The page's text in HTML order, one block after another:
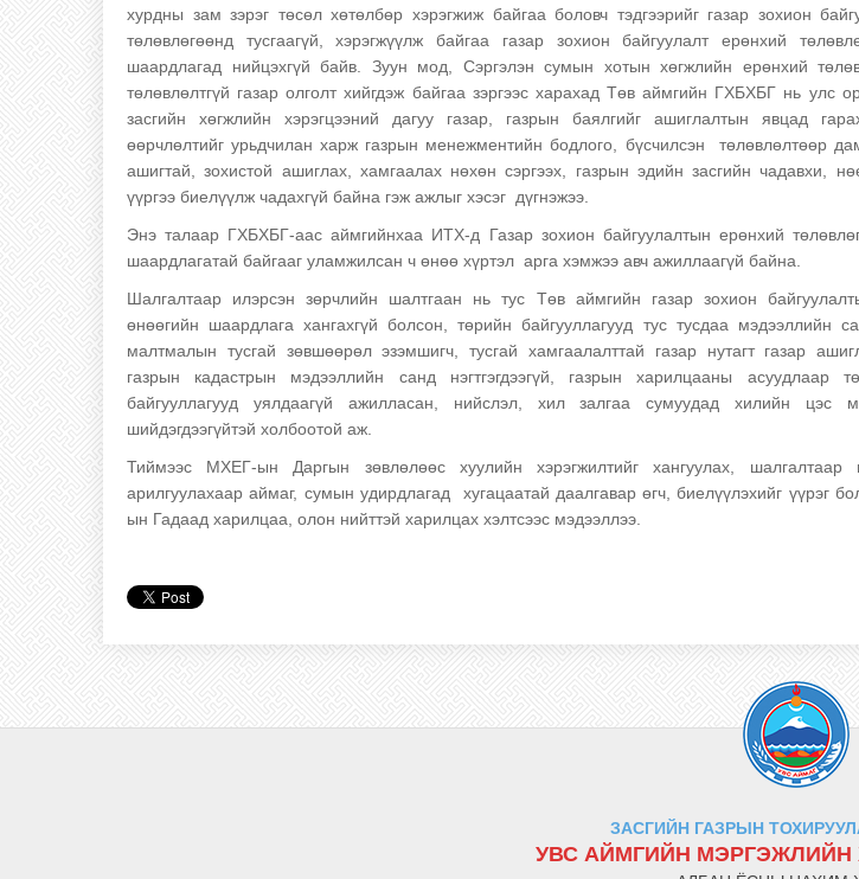
хурдны зам зэрэг төсөл хөтөлбөр хэрэгжиж байгаа боловч тэдгээрийг газар зохион
төлөвлөгөөнд тусгаагүй, хэрэгжүүлж байгаа газар зохион байгуулалт ерөнхий
шаардлагад нийцэхгүй байв. Зуун мод, Сэргэлэн сумын хотын хөгжлийн ерөнхий
төлөвлөлтгүй газар олголт хийгдэж байгаа зэргээс харахад Төв аймгийн ГХБХБГ нь улс
засгийн хөгжлийн хэрэгцээний дагуу газар, газрын баялгийг ашиглалтын явцад
өөрчлөлтийг урьдчилан харж газрын менежментийн бодлого, бүсчилсэн төлөвлөлтөөр
ашигтай, зохистой ашиглах, хамгаалах нөхөн сэргээх, газрын эдийн засгийн чадавхи,
үүргээ биелүүлж чадахгүй байна гэж ажлыг хэсэг дүгнэжээ.
Энэ талаар ГХБХБГ-аас аймгийнхаа ИТХ-д Газар зохион байгуулалтын ерөнхий
шаардлагатай байгааг уламжилсан ч өнөө хүртэл арга хэмжээ авч ажиллаагүй байна.
Шалгалтаар илэрсэн зөрчлийн шалтгаан нь тус Төв аймгийн газар зохион
өнөөгийн шаардлага хангахгүй болсон, төрийн байгууллагууд тус тусдаа мэдээллийн
малтмалын тусгай зөвшөөрөл эзэмшигч, тусгай хамгаалалттай газар нутагт газар
газрын кадастрын мэдээллийн санд нэгтгэгдээгүй, газрын харилцааны асуудлаар
байгууллагууд уялдаагүй ажилласан, нийслэл, хил залгаа сумуудад хилийн цэс
шийдэгдээгүйтэй холбоотой аж.
Тиймээс МХЕГ-ын Даргын зөвлөлөөс хуулийн хэрэгжилтийг хангуулах, шалгалтаар
арилгуулахаар аймаг, сумын удирдлагад хугацаатай даалгавар өгч, биелүүлэхийг үүрэг
ын Гадаад харилцаа, олон нийттэй харилцах хэлтсээс мэдээллээ.
ЗАСГИЙН ГАЗРЫН
УВС АЙМГИЙН МЭРГЭЖЛИЙН